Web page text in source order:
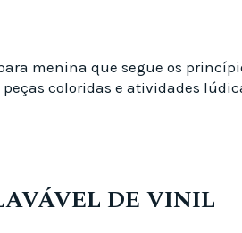
menina que segue os
coloridas e atividades
DE VINIL